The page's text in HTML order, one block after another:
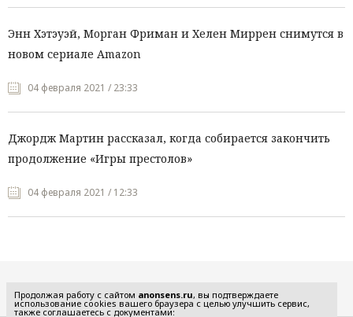
Энн Хэтэуэй, Морган Фриман и Хелен Миррен снимутся в
новом сериале Amazon
04 февраля 2021 / 23:33
Джордж Мартин рассказал, когда собирается закончить
продолжение «Игры престолов»
04 февраля 2021 / 12:33
Продолжая работу с сайтом anonsens.ru, вы подтверждаете
использование cookies вашего браузера с целью улучшить сервис,
также соглашаетесь с документами: